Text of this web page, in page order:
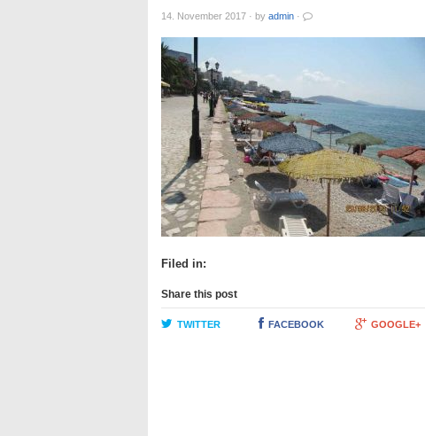
14. November 2017 · by admin ·
Filed in:
Share this post
TWITTER FACEBOOK GOOGLE+